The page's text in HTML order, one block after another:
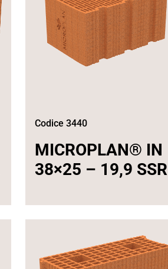
Codice 3440
MICROPLAN® IN
38×25 – 19,9 SSR